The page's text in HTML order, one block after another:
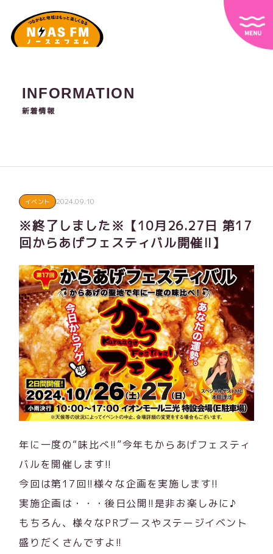
INFORMATION
新着情報
イベント 2024.09.10
※終了しました※【10月26.27日 第17
回からあげフェスティバル開催!!】
年に一度の“味比べ!!”今年もからあげフェスティ
バルを開催します!!
今回は第17回!!様々な企画を実施します!!
実施企画は・・・後日公開!!是非お楽しみに♪
もちろん、様々なPRブースやステージイベント
盛りだくさんですよ!!